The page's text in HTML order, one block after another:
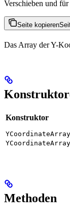
Verschieben und
Seite kopieren
Das Array der Y-
Konstruktor
YCoordinateArray
Methoden